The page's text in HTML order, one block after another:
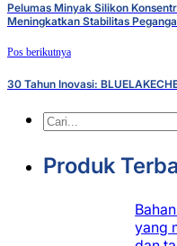
Pelumas Minyak Silikon
Meningkatkan Stabilitas
Pos berikutnya
30 Tahun Inovasi:
Pencarian
Produk
yang